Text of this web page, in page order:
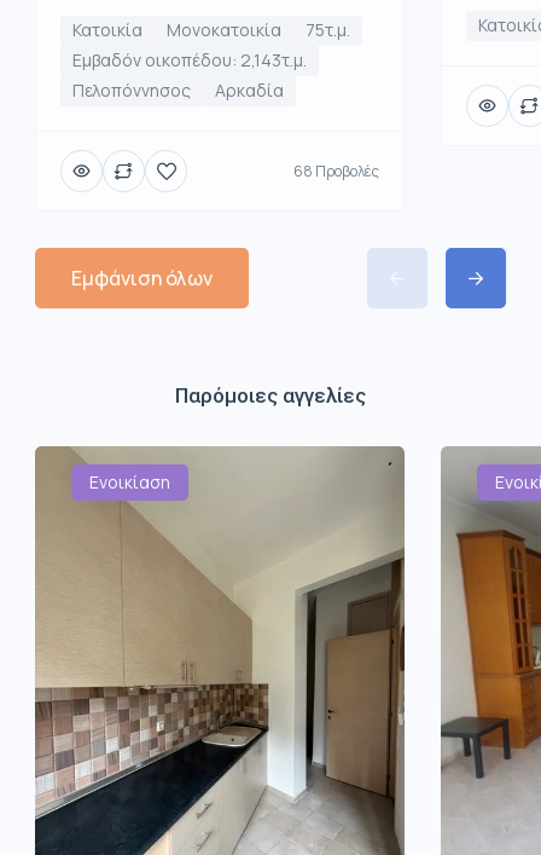
Κατοικία Μονοκατοικία
75τ.μ.
Εμβαδόν οικοπέδου: 2,143τ.μ.
Πελοπόννησος
Αρκαδία
68 Προβολές
Εμφάνιση όλων
Παρόμοιες αγγελίες
Ενοικίαση